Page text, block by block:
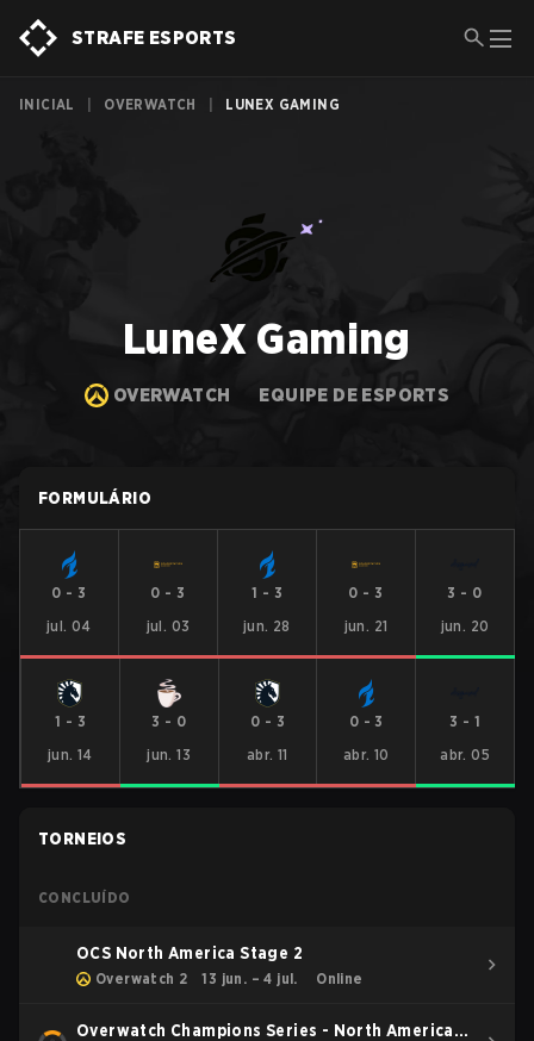
STRAFE ESPORTS
INICIAL OVERWATCH LUNEX GAMING
LuneX Gaming
OVERWATCH EQUIPE DE ESPORTS
FORMULÁRIO
0 - 3
jul. 04
0 - 3
jul. 03
1 - 3
jun. 28
0 - 3
jun. 21
3 - 0
jun. 20
1 - 3
jun. 14
3 - 0
jun. 13
0 - 3
abr. 11
0 - 3
abr. 10
3 - 1
abr. 05
TORNEIOS
CONCLUÍDO
OCS North America Stage 2
Overwatch 2 13 jun. – 4 jul. Online
Overwatch Champions Series - North America